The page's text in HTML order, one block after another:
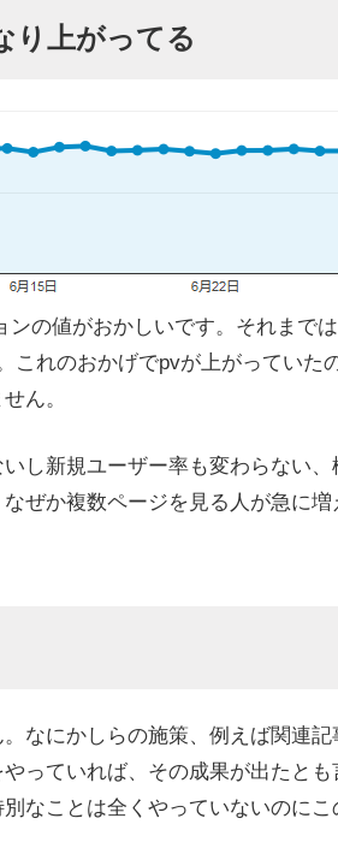
り上がってる
の値がおかしいです。それまで
これのおかげでpvが上がっていた
ん。
し新規ユーザー率も変わらない
ぜか複数ページを見る人が急に増
なにかしらの施策、例えば関連
っていれば、その成果が出たと
なことは全くやっていないのに